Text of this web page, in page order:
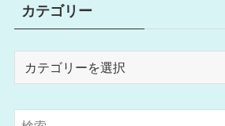
カテゴリー
リ